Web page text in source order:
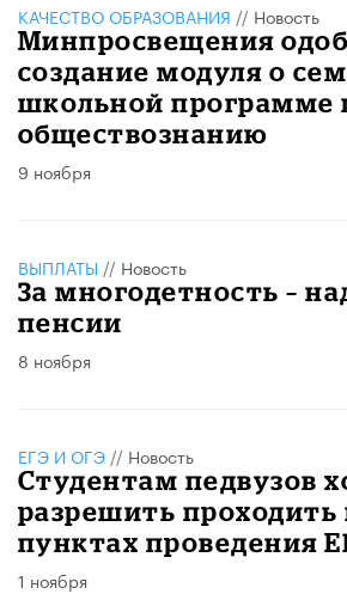
КАЧЕСТВО ОБРАЗОВАНИЯ // Новость
Минпросвещения
создание модуля о
школьной программе
обществознанию
9 ноября
ВЫПЛАТЫ // Новость
За многодетность –
пенсии
8 ноября
ЕГЭ И ОГЭ // Новость
Студентам педвузов
разрешить проходить
пунктах проведения
1 ноября